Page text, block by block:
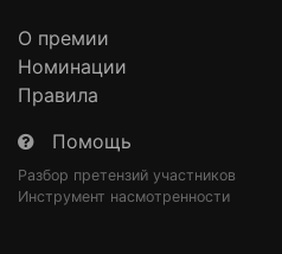
О премии
Номинации
Правила
Помощь
Разбор претензий участников
Инструмент насмотренности